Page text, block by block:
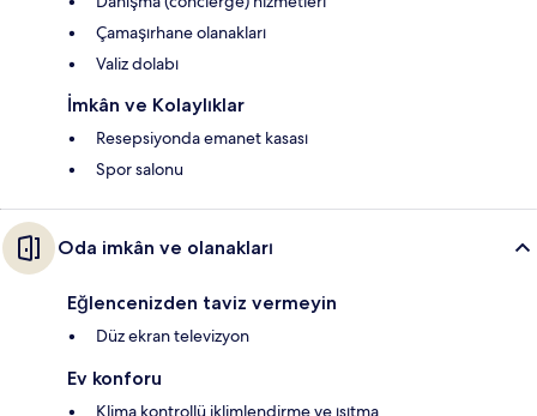
Çamaşırhane olanakları
Valiz dolabı
İmkân ve Kolaylıklar
Resepsiyonda emanet kasası
Spor salonu
Oda imkân ve olanakları
Eğlencenizden taviz vermeyin
Düz ekran televizyon
Ev konforu
Klima kontrollü iklimlendirme ve ısıtma